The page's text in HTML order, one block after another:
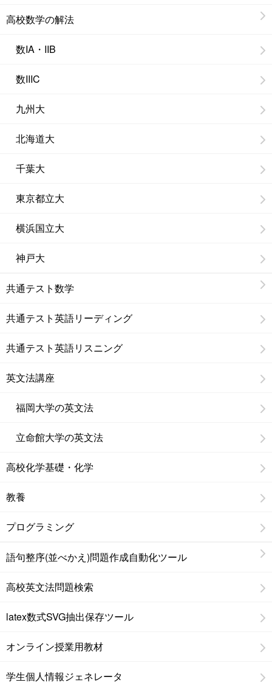
高校数学の解法
数IA・IIB
数IIIC
九州大
北海道大
千葉大
東京都立大
横浜国立大
神戸大
共通テスト数学
共通テスト英語リーディング
共通テスト英語リスニング
英文法講座
福岡大学の英文法
立命館大学の英文法
高校化学基礎・化学
教養
プログラミング
語句整序(並べかえ)問題作成自動化ツール
高校英文法問題検索
latex数式SVG抽出保存ツール
オンライン授業用教材
学生個人情報ジェネレータ